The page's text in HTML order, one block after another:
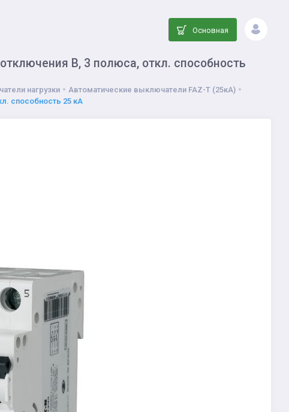
Основная
В, 3 полюса, откл. способность
нагрузки
Автоматические выключатели FAZ-T (25кА)
способность 25 кА